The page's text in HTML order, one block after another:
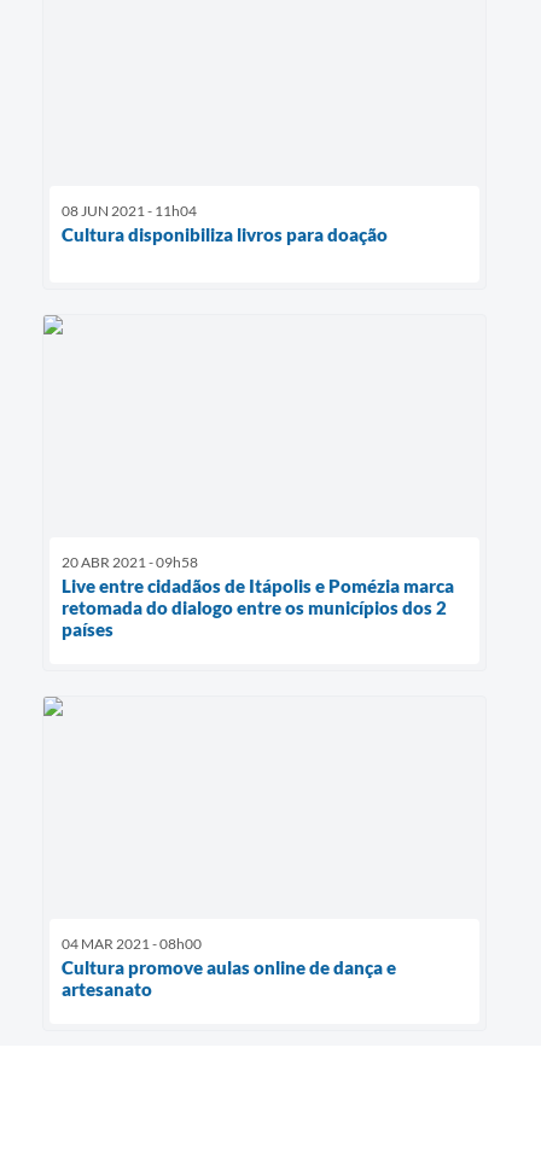
08 JUN 2021 - 11h04
Cultura disponibiliza livros para doação
20 ABR 2021 - 09h58
Live entre cidadãos de Itápolis e Pomézia marca
retomada do dialogo entre os municípios dos 2
países
04 MAR 2021 - 08h00
Cultura promove aulas online de dança e
artesanato